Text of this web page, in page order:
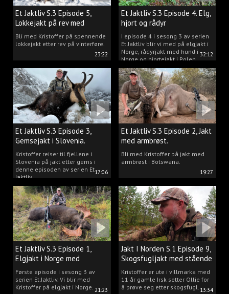
23:22
Et Jaktliv S.3 Episode 5,
Lokkejakt på rev med
Kristoffer Clausen
Bli med Kristoffer på spennende
lokkejakt etter rev på vinterføre.
32:12
Et Jaktliv S.3 Episode 4. Elg,
hjort og rådyr
I episode 4 i sesong 3 av serien
Et Jaktliv blir vi med på elgjakt i
Norge, rådyrjakt med hund i
Norge og hjortejakt i Polen.
17:06
Et Jaktliv S.3 Episode 3,
Gemsejakt i Slovenia.
Kristoffer reiser til fjellene i
Slovenia på jakt etter gems i
denne episoden av serien Et
Jaktliv.
19:27
Et Jaktliv S.3 Episode 2, Jakt
med armbrøst.
Bli med Kristoffer på jakt med
armbrøst i Botswana.
21:23
Et Jaktliv S.3 Episode 1,
Elgjakt i Norge med
Kristoffer Clausen
Første episode i sesong 3 av
serien Et Jaktliv. Vi blir med
Kristoffer på elgjakt i Norge.
13:34
Jakt I Norden S.1 Episode 9,
Skogsfugljakt med stående
hund.
Kristoffer er ute i villmarka med
11 år gamle Irsk setter Ollie for
å prøve seg etter skogsfugl.